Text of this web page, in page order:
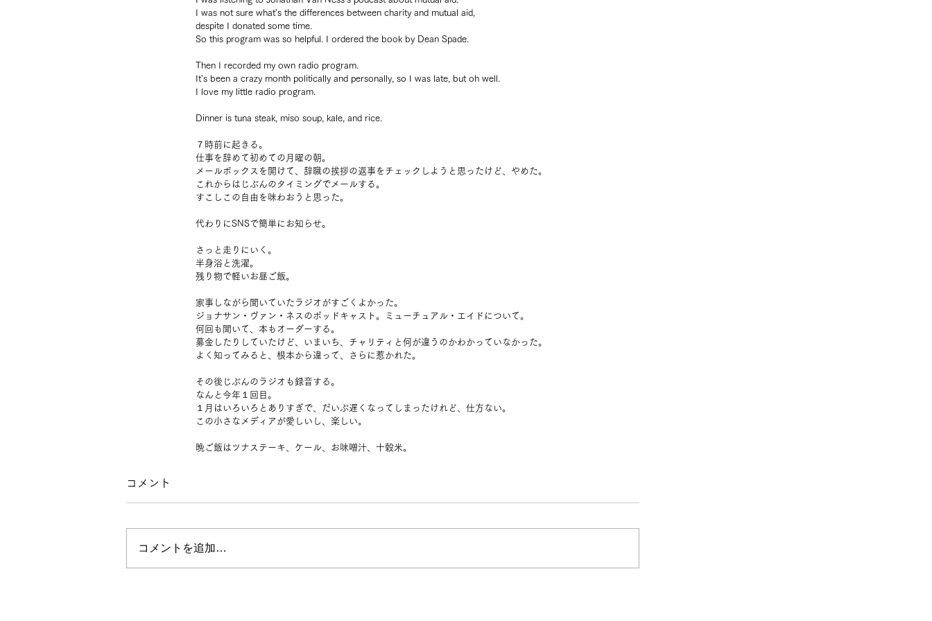
I was not sure what's the differences between charity and mutual aid,
despite I donated some time.
So this program was so helpful. I ordered the book by Dean Spade.
Then I recorded my own radio program.
It's been a crazy month politically and personally, so I was late, but oh well.
I love my little radio program.
Dinner is tuna steak, miso soup, kale, and rice.
７時前に起きる。
仕事を辞めて初めての月曜の朝。
メールボックスを開けて、辞職の挨拶の返事をチェックしようと思ったけど、やめた。
これからはじぶんのタイミングでメールする。
すこしこの自由を味わおうと思った。
代わりにSNSで簡単にお知らせ。
さっと走りにいく。
半身浴と洗濯。
残り物で軽いお昼ご飯。
家事しながら聞いていたラジオがすごくよかった。
ジョナサン・ヴァン・ネスのポッドキャスト。ミューチュアル・エイドについて。
何回も聞いて、本もオーダーする。
募金したりしていたけど、いまいち、チャリティと何が違うのかわかっていなかった。
よく知ってみると、根本から違って、さらに惹かれた。
その後じぶんのラジオも録音する。
なんと今年１回目。
１月はいろいろとありすぎで、だいぶ遅くなってしまったけれど、仕方ない。
この小さなメディアが愛しいし、楽しい。
晩ご飯はツナステーキ、ケール、お味噌汁、十穀米。
コメント
コメントを追加…